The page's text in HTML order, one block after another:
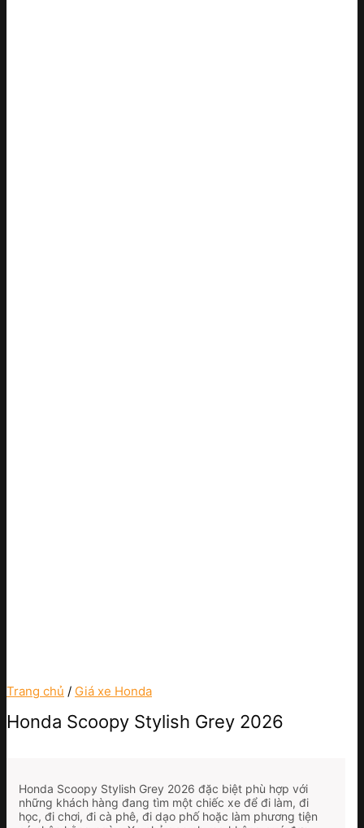
Trang chủ / Giá xe Honda
Honda Scoopy Stylish Grey 2026
Honda Scoopy Stylish Grey 2026 đặc biệt phù hợp với
những khách hàng đang tìm một chiếc xe để đi làm, đi
học, đi chơi, đi cà phê, đi dạo phố hoặc làm phương tiện